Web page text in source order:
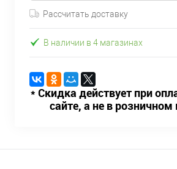
Рассчитать доставку
В наличии в 4 магазинах
* Скидка действует при
сайте, а не в